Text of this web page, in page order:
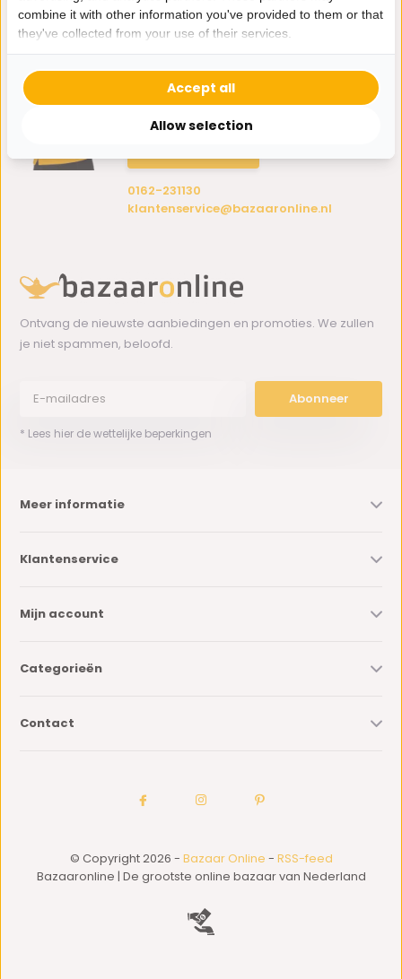
Wij zitten voor je klaar.
0162-231130
klantenservice@bazaaronline.nl
Ontvang de nieuwste aanbiedingen en promoties. We zullen
je niet spammen, beloofd.
Abonneer
* Lees hier de wettelijke beperkingen
Meer informatie
Klantenservice
Mijn account
Categorieën
Contact
© Copyright 2026 - Bazaar Online - RSS-feed
Bazaaronline | De grootste online bazaar van Nederland
combine it with other information you've provided to them or that
they've collected from your use of their services.
Allow selection
Accept all